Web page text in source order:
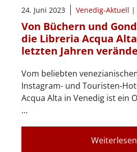
24. Juni 2023 Venedig-Aktuell |
Von Büchern und
die Libreria Acqua
letzten Jahren
Vom beliebten
Instagram- und Touristen-
Acqua Alta in Venedig ist ein
…
Weiterlesen